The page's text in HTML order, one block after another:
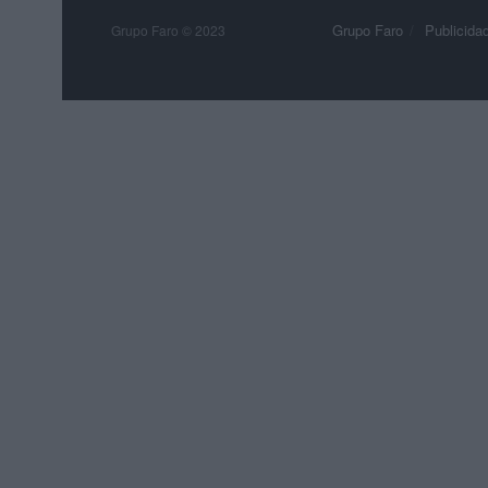
Grupo Faro Publicidad
Grupo Faro © 2023